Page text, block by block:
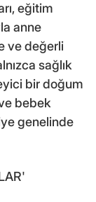
eğitim
anne
ve değerli
sağlık
bir doğum
bebek
genelinde